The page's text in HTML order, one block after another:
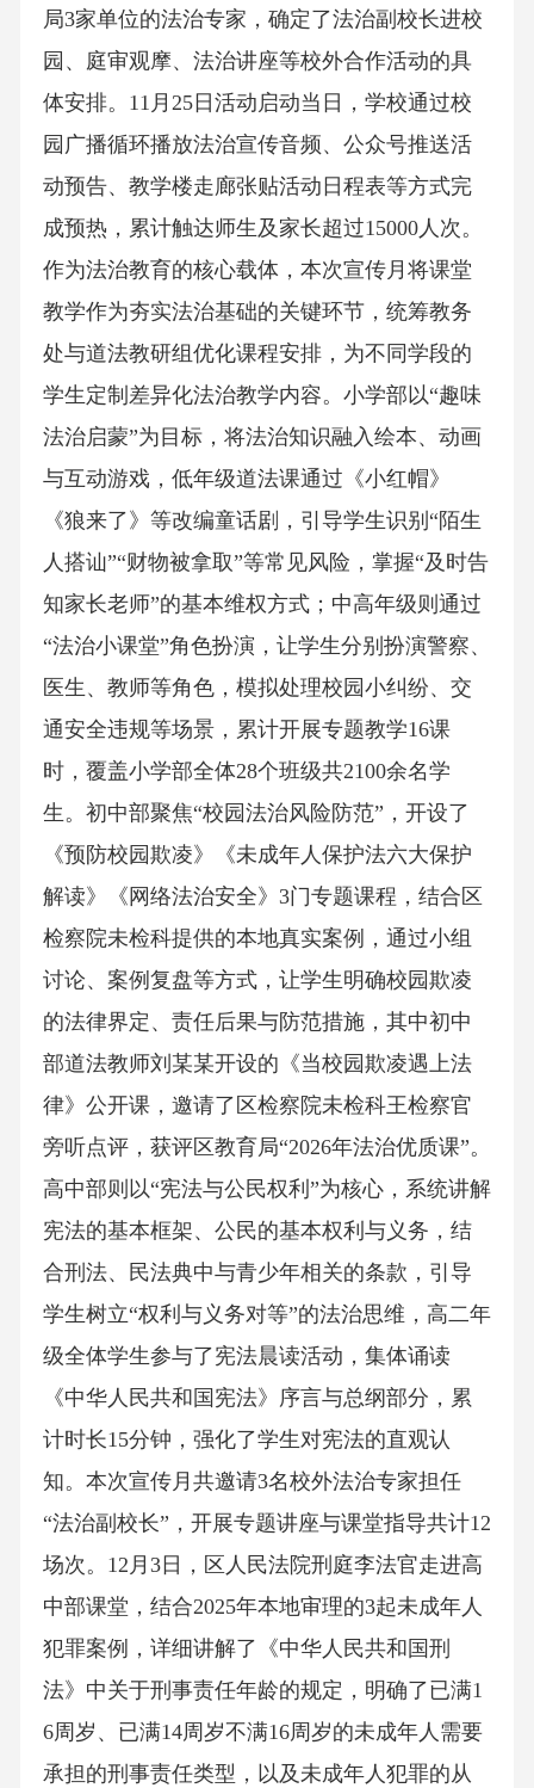
局3家单位的法治专家，确定了法治副校长进校
园、庭审观摩、法治讲座等校外合作活动的具
体安排。11月25日活动启动当日，学校通过校
园广播循环播放法治宣传音频、公众号推送活
动预告、教学楼走廊张贴活动日程表等方式完
成预热，累计触达师生及家长超过15000人次。
作为法治教育的核心载体，本次宣传月将课堂
教学作为夯实法治基础的关键环节，统筹教务
处与道法教研组优化课程安排，为不同学段的
学生定制差异化法治教学内容。小学部以“趣味
法治启蒙”为目标，将法治知识融入绘本、动画
与互动游戏，低年级道法课通过《小红帽》
《狼来了》等改编童话剧，引导学生识别“陌生
人搭讪”“财物被拿取”等常见风险，掌握“及时告
知家长老师”的基本维权方式；中高年级则通过
“法治小课堂”角色扮演，让学生分别扮演警察、
医生、教师等角色，模拟处理校园小纠纷、交
通安全违规等场景，累计开展专题教学16课
时，覆盖小学部全体28个班级共2100余名学
生。初中部聚焦“校园法治风险防范”，开设了
《预防校园欺凌》《未成年人保护法六大保护
解读》《网络法治安全》3门专题课程，结合区
检察院未检科提供的本地真实案例，通过小组
讨论、案例复盘等方式，让学生明确校园欺凌
的法律界定、责任后果与防范措施，其中初中
部道法教师刘某某开设的《当校园欺凌遇上法
律》公开课，邀请了区检察院未检科王检察官
旁听点评，获评区教育局“2026年法治优质课”。
高中部则以“宪法与公民权利”为核心，系统讲解
宪法的基本框架、公民的基本权利与义务，结
合刑法、民法典中与青少年相关的条款，引导
学生树立“权利与义务对等”的法治思维，高二年
级全体学生参与了宪法晨读活动，集体诵读
《中华人民共和国宪法》序言与总纲部分，累
计时长15分钟，强化了学生对宪法的直观认
知。本次宣传月共邀请3名校外法治专家担任
“法治副校长”，开展专题讲座与课堂指导共计12
场次。12月3日，区人民法院刑庭李法官走进高
中部课堂，结合2025年本地审理的3起未成年人
犯罪案例，详细讲解了《中华人民共和国刑
法》中关于刑事责任年龄的规定，明确了已满1
6周岁、已满14周岁不满16周岁的未成年人需要
承担的刑事责任类型，以及未成年人犯罪的从